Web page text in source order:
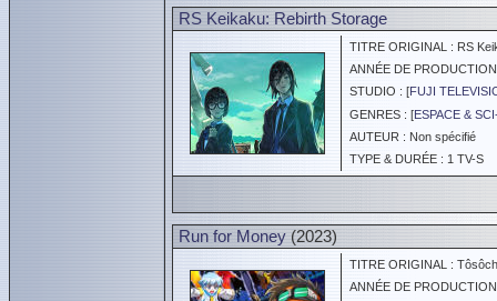
RS Keikaku: Rebirth Storage
TITRE ORIGINAL : RS
ANNÉE DE
STUDIO : [FUJI
GENRES : [ESPACE &
AUTEUR : Non spécifié
TYPE & DURÉE : 1 TV-S
Run for Money (2023)
TITRE ORIGINAL :
ANNÉE DE